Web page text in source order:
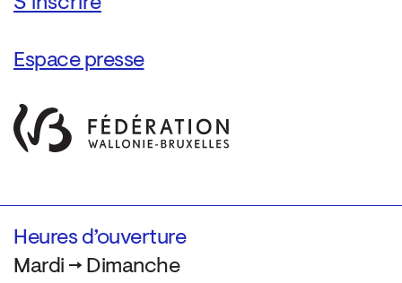
Espace presse
Heures d’ouverture
Mardi → Dimanche